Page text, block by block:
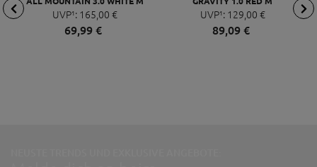
UVP¹: 165,00 €
69,99 €
UVP¹: 129,00 €
89,09 €